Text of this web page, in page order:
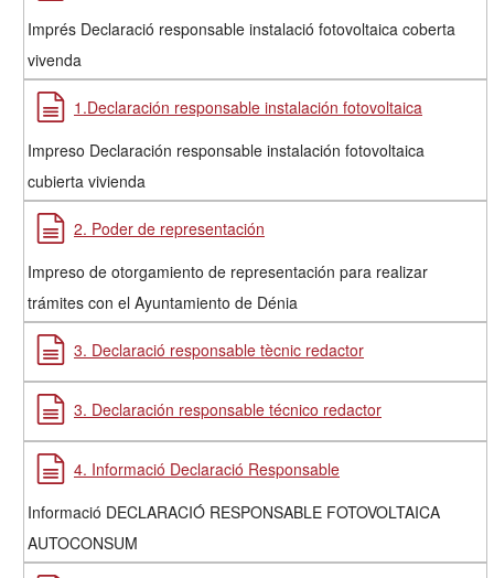
Imprés Declaració responsable instalació fotovoltaica coberta
vivenda
1.Declaración responsable instalación fotovoltaica
Impreso Declaración responsable instalación fotovoltaica
cubierta vivienda
2. Poder de representación
Impreso de otorgamiento de representación para realizar
trámites con el Ayuntamiento de Dénia
3. Declaració responsable tècnic redactor
3. Declaración responsable técnico redactor
4. Informació Declaració Responsable
Informació DECLARACIÓ RESPONSABLE FOTOVOLTAICA
AUTOCONSUM